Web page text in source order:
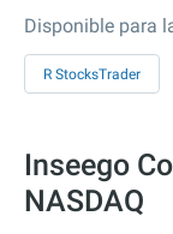
Disponible para
R StocksTrader
Inseego
NASDAQ